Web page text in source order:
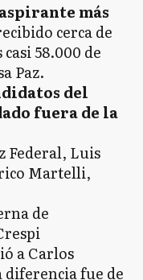
más
cerca de
58.000 de
Paz.
del
fuera de la
Federal, Luis
Martelli,
de
a Carlos
diferencia fue de